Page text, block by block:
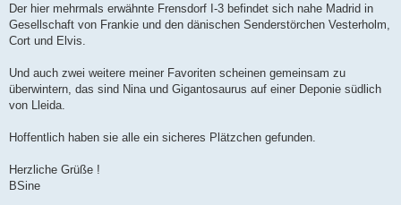
Der hier mehrmals erwähnte Frensdorf I-3 befindet sich nahe Madrid in
Gesellschaft von Frankie und den dänischen Senderstörchen Vesterholm,
Cort und Elvis.
Und auch zwei weitere meiner Favoriten scheinen gemeinsam zu
überwintern, das sind Nina und Gigantosaurus auf einer Deponie südlich
von Lleida.
Hoffentlich haben sie alle ein sicheres Plätzchen gefunden.
Herzliche Grüße !
BSine